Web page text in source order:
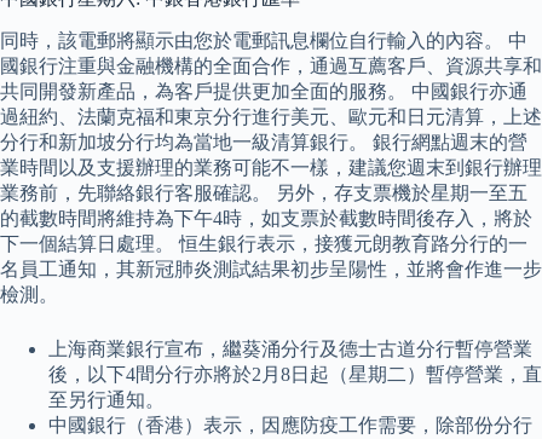
同時，該電郵將顯示由您於電郵訊息欄位自行輸入的內容。 中
國銀行注重與金融機構的全面合作，通過互薦客戶、資源共享和
共同開發新產品，為客戶提供更加全面的服務。 中國銀行亦通
過紐約、法蘭克福和東京分行進行美元、歐元和日元清算，上述
分行和新加坡分行均為當地一級清算銀行。 銀行網點週末的營
業時間以及支援辦理的業務可能不一樣，建議您週末到銀行辦理
業務前，先聯絡銀行客服確認。 另外，存支票機於星期一至五
的截數時間將維持為下午4時，如支票於截數時間後存入，將於
下一個結算日處理。 恒生銀行表示，接獲元朗教育路分行的一
名員工通知，其新冠肺炎測試結果初步呈陽性，並將會作進一步
檢測。
上海商業銀行宣布，繼葵涌分行及德士古道分行暫停營業
後，以下4間分行亦將於2月8日起（星期二）暫停營業，直
至另行通知。
中國銀行（香港）表示，因應防疫工作需要，除部份分行